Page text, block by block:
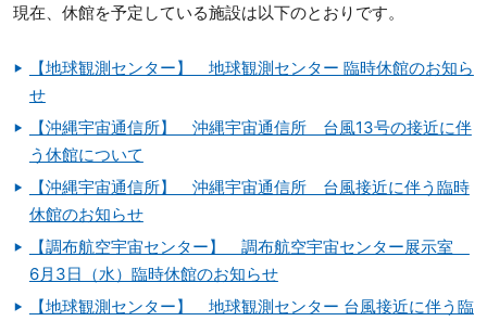
現在、休館を予定している施設は以下のとおりです。
【地球観測センター】 地球観測センター 臨時休館のお知ら
せ
【沖縄宇宙通信所】 沖縄宇宙通信所 台風13号の接近に伴
う休館について
【沖縄宇宙通信所】 沖縄宇宙通信所 台風接近に伴う臨時
休館のお知らせ
【調布航空宇宙センター】 調布航空宇宙センター展示室
6月3日（水）臨時休館のお知らせ
【地球観測センター】 地球観測センター 台風接近に伴う臨